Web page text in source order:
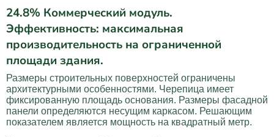
24.8% Коммерческий модуль.
Эффективность: максимальная
производительность на ограниченной
площади здания.
Размеры строительных поверхностей ограничены
архитектурными особенностями. Черепица имеет
фиксированную площадь основания. Размеры фасадной
панели определяются несущим каркасом. Решающим
показателем является мощность на квадратный метр.